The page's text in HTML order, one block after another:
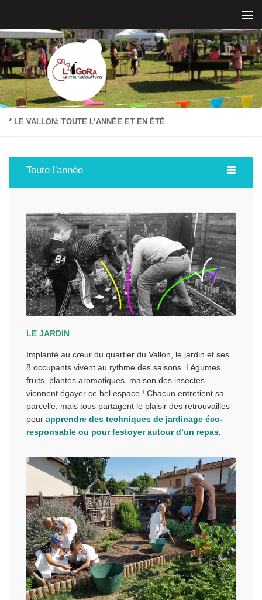
* LE VALLON: TOUTE L’ANNÉE ET EN ÉTÉ
Toute l'année
LE JARDIN
Implanté au cœur du quartier du Vallon, le jardin et ses
8 occupants vivent au rythme des saisons. Légumes,
fruits, plantes aromatiques, maison des insectes
viennent égayer ce bel espace ! Chacun entretient sa
parcelle, mais tous partagent le plaisir des retrouvailles
pour apprendre des techniques de jardinage éco-
responsable ou pour festoyer autour d’un repas.